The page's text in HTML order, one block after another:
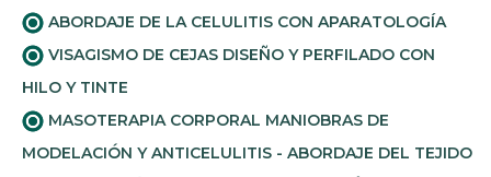
ABORDAJE DE LA CELULITIS CON APARATOLOGÍA
VISAGISMO DE CEJAS DISEÑO Y PERFILADO CON
HILO Y TINTE
MASOTERAPIA CORPORAL MANIOBRAS DE
MODELACIÓN Y ANTICELULITIS - ABORDAJE DEL TEJIDO